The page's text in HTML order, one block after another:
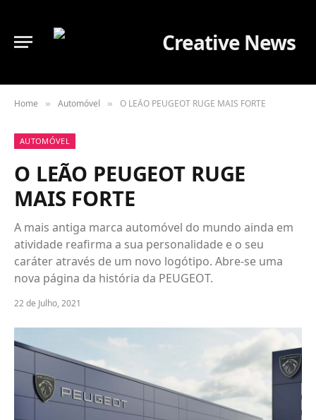
Home » Automóvel » O LEÃO PEUGEOT RUGE MAIS FORTE
AUTOMÓVEL
O LEÃO PEUGEOT RUGE
MAIS FORTE
A mais antiga marca automóvel do mundo ainda em
atividade reafirma a sua personalidade e o seu
caráter através de um novo logótipo. Abre-se uma
nova página da história da PEUGEOT.
22 de Julho, 2021